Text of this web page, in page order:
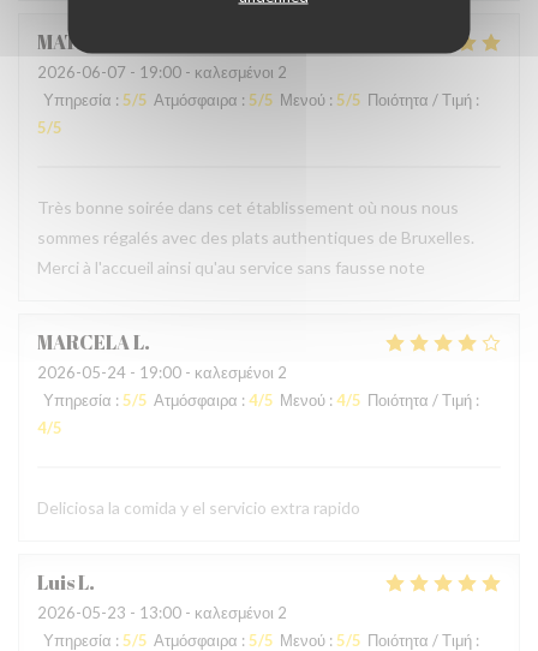
MATHIEU
2026-06-07 - 19:00 - καλεσμένοι 2
Υπηρεσία : 5/5 Ατμόσφαιρα : 5/5 Μενού : 5/5 Ποιότητα / Τιμή :
5/5
Très bonne soirée dans cet établissement où nous nous
sommes régalés avec des plats authentiques de Bruxelles.
Merci à l'accueil ainsi qu'au service sans fausse note
MARCELAL
2026-05-24 - 19:00 - καλεσμένοι 2
Υπηρεσία : 5/5 Ατμόσφαιρα : 4/5 Μενού : 4/5 Ποιότητα / Τιμή :
4/5
Deliciosa la comida y el servicio extra rapido
LuisL
2026-05-23 - 13:00 - καλεσμένοι 2
Υπηρεσία : 5/5 Ατμόσφαιρα : 5/5 Μενού : 5/5 Ποιότητα / Τιμή :